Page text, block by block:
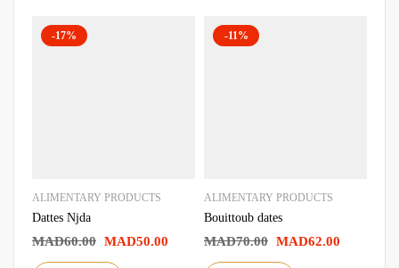
-17%
ALIMENTARY PRODUCTS
Dattes Njda
MAD60.00 MAD50.00
-11%
ALIMENTARY PRODUCTS
Bouittoub dates
MAD70.00 MAD62.00